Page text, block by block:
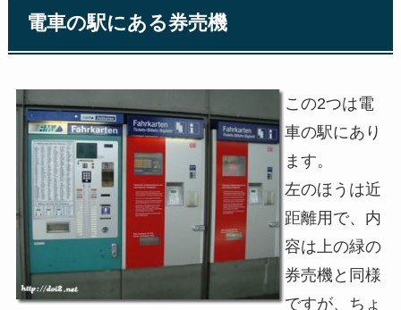
電車の駅にある券売機
この2つは電
車の駅にあり
ます。
左のほうは近
距離用で、内
容は上の緑の
券売機と同様
ですが、ちょ